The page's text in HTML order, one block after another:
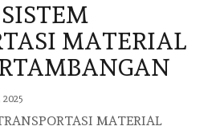
MATERIAL
2025
MATERIAL